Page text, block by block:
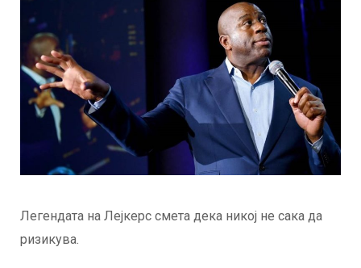
Легендата на Лејкерс смета дека никој не сака да
ризикува.